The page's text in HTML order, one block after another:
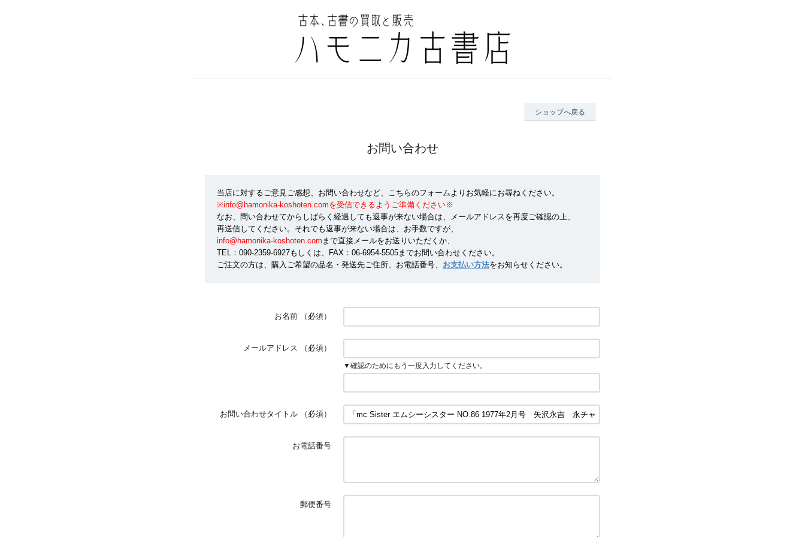
ショップへ戻る
お問い合わせ
当店に対するご意見ご感想、お問い合わせなど、こちらのフォームよりお気軽にお尋ねください。
※info@hamonika-koshoten.comを受信できるようご準備ください※
なお、問い合わせてからしばらく経過しても返事が来ない場合は、メールアドレスを再度ご確認の上、
再送信してください。それでも返事が来ない場合は、お手数ですが、
info@hamonika-koshoten.com まで直接メールをお送りいただくか、
TEL：090-2359-6927もしくは、FAX：06-6954-5505までお問い合わせください。
ご注文の方は、購入ご希望の品名・発送先ご住所、お電話番号、 お支払い方法をお知らせください。
お名前 （必須）
メールアドレス （必須）
▼確認のためにもう一度入力してください。
お問い合わせタイトル （必須）
お電話番号
郵便番号